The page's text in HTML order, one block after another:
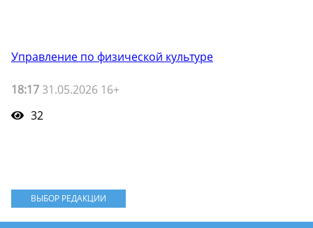
Управление по физической культуре
18:17 31.05.2026 16+
32
ВЫБОР РЕДАКЦИИ